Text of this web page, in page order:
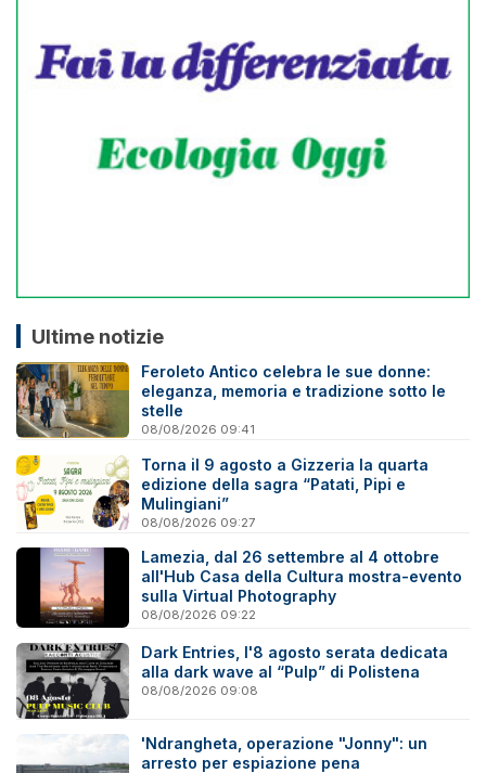
Ultime notizie
Feroleto Antico celebra le sue donne:
eleganza, memoria e tradizione sotto le
stelle
08/08/2026 09:41
Torna il 9 agosto a Gizzeria la quarta
edizione della sagra “Patati, Pipi e
Mulingiani”
08/08/2026 09:27
Lamezia, dal 26 settembre al 4 ottobre
all'Hub Casa della Cultura mostra-evento
sulla Virtual Photography
08/08/2026 09:22
Dark Entries, l'8 agosto serata dedicata
alla dark wave al “Pulp” di Polistena
08/08/2026 09:08
'Ndrangheta, operazione "Jonny": un
arresto per espiazione pena